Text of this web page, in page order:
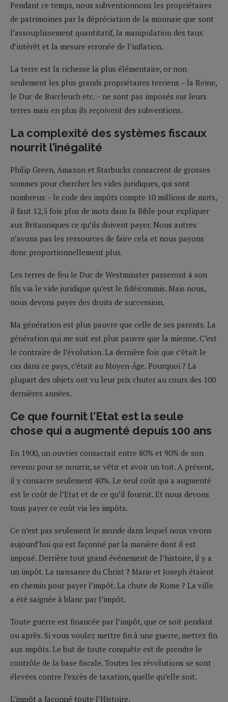
Pendant ce temps, nous subventionnons les propriétaires
de patrimoines par la dépréciation de la monnaie que sont
l’assouplissement quantitatif, la manipulation des taux
d’intérêt et la mesure erronée de l’inflation.
La terre est la richesse la plus élémentaire, or non
seulement les plus grands propriétaires terriens – la Reine,
le Duc de Buccleuch etc. – ne sont pas imposés sur leurs
terres mais en plus ils reçoivent des subventions.
La complexité des systèmes fiscaux
nourrit l’inégalité
Philip Green, Amazon et Starbucks consacrent de grosses
sommes pour chercher les vides juridiques, qui sont
nombreux – le code des impôts compte 10 millions de mots,
il faut 12,5 fois plus de mots dans la Bible pour expliquer
aux Britanniques ce qu’ils doivent payer. Nous autres
n’avons pas les ressources de faire cela et nous payons
donc proportionnellement plus.
Les terres de feu le Duc de Westminster passeront à son
fils via le vide juridique qu’est le fidéicommis. Mais nous,
nous devons payer des droits de succession.
Ma génération est plus pauvre que celle de ses parents. La
génération qui me suit est plus pauvre que la mienne. C’est
le contraire de l’évolution. La dernière fois que c’était le
cas dans ce pays, c’était au Moyen-Âge. Pourquoi ? La
plupart des objets ont vu leur prix chuter au cours des 100
dernières années.
Ce que fournit l’Etat est la seule
chose qui a augmenté depuis 100 ans
En 1900, un ouvrier consacrait entre 80% et 90% de son
revenu pour se nourrir, se vêtir et avoir un toit. A présent,
il y consacre seulement 40%. Le seul coût qui a augmenté
est le coût de l’Etat et de ce qu’il fournit. Et nous devons
tous payer ce coût via les impôts.
Ce n’est pas seulement le monde dans lequel nous vivons
aujourd’hui qui est façonné par la manière dont il est
imposé. Derrière tout grand événement de l’histoire, il y a
un impôt. La naissance du Christ ? Marie et Joseph étaient
en chemin pour payer l’impôt. La chute de Rome ? La ville
a été saignée à blanc par l’impôt.
Toute guerre est financée par l’impôt, que ce soit pendant
ou après. Si vous voulez mettre fin à une guerre, mettez fin
aux impôts. Le but de toute conquête est de prendre le
contrôle de la base fiscale. Toutes les révolutions se sont
élevées contre l’excès de taxation, quelle qu’elle soit.
L’impôt a façonné toute l’Histoire.